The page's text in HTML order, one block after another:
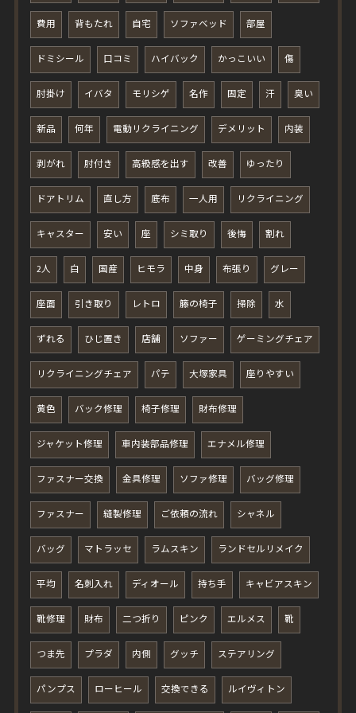
費用 背もたれ 自宅 ソファベッド 部屋
ドミシール 口コミ ハイバック かっこいい 傷
肘掛け イバタ モリシゲ 名作 固定 汗 臭い
新品 何年 電動リクライニング デメリット 内装
剥がれ 肘付き 高級感を出す 改善 ゆったり
ドアトリム 直し方 底布 一人用 リクライニング
キャスター 安い 座 シミ取り 後悔 割れ
2人 白 国産 ヒモラ 中身 布張り グレー
座面 引き取り レトロ 籐の椅子 掃除 水
ずれる ひじ置き 店舗 ソファー ゲーミングチェア
リクライニングチェア パテ 大塚家具 座りやすい
黄色 バック修理 椅子修理 財布修理
ジャケット修理 車内装部品修理 エナメル修理
ファスナー交換 金具修理 ソファ修理 バッグ修理
ファスナー 縫製修理 ご依頼の流れ シャネル
バッグ マトラッセ ラムスキン ランドセルリメイク
平均 名刺入れ ディオール 持ち手 キャビアスキン
靴修理 財布 二つ折り ピンク エルメス 靴
つま先 プラダ 内側 グッチ ステアリング
パンプス ローヒール 交換できる ルイヴィトン